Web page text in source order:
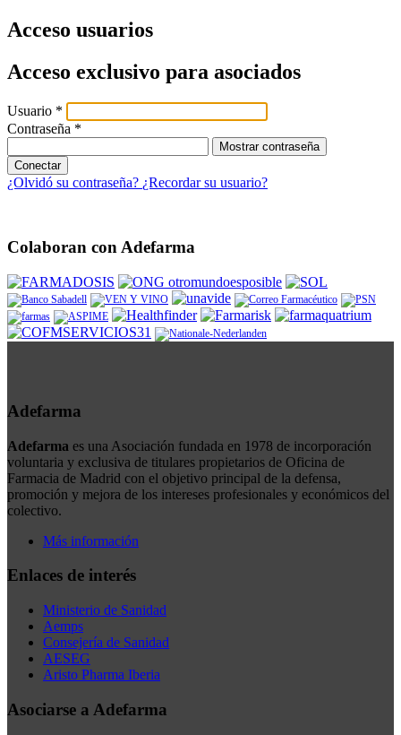
Acceso usuarios
Acceso exclusivo para asociados
Usuario *
Contraseña *
Mostrar contraseña
Conectar
¿Olvidó su contraseña? ¿Recordar su usuario?
Colaboran con Adefarma
Adefarma
Adefarma es una Asociación fundada en 1978 de incorporación
voluntaria y exclusiva de titulares propietarios de Oficina de
Farmacia de Madrid con el objetivo principal de la defensa,
promoción y mejora de los intereses profesionales y económicos del
colectivo.
Más información
Enlaces de interés
Ministerio de Sanidad
Aemps
Consejería de Sanidad
AESEG
Aristo Pharma Iberia
Asociarse a Adefarma